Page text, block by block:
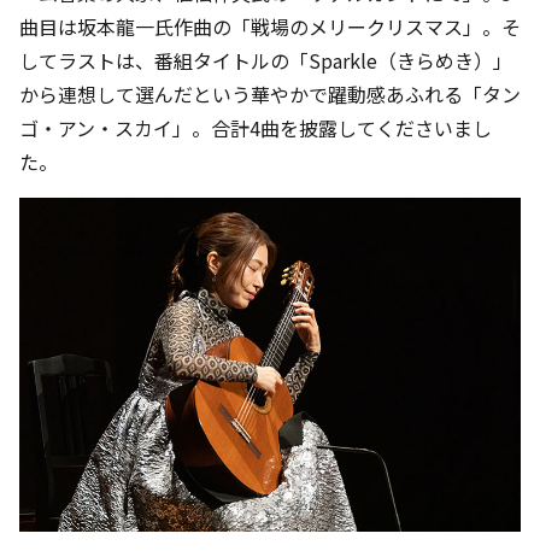
曲目は坂本龍一氏作曲の「戦場のメリークリスマス」。そ
してラストは、番組タイトルの「Sparkle（きらめき）」
から連想して選んだという華やかで躍動感あふれる「タン
ゴ・アン・スカイ」。合計4曲を披露してくださいまし
た。